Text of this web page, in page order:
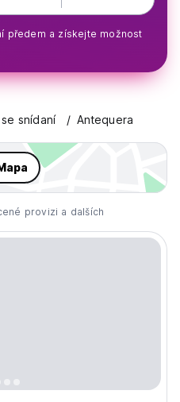
předem a získejte možnost
snídaní Antequera
provizi a dalších